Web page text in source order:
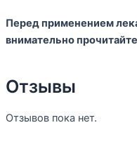
Перед применением
внимательно
Отзывы
Отзывов пока нет.